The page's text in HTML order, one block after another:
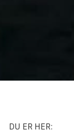
DU ER HER: